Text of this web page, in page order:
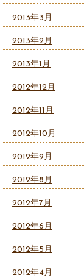
2013年3月
2013年2月
2013年1月
2012年12月
2012年11月
2012年10月
2012年9月
2012年8月
2012年7月
2012年6月
2012年5月
2012年4月